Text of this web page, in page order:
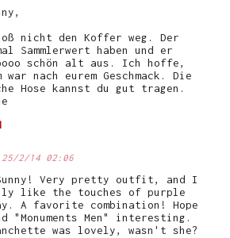
nicht den Koffer weg. Der
Sammlerwert haben und er
schön alt aus. Ich hoffe,
nach eurem Geschmack. Die
Hose kannst du gut tragen.
25/2/14 02:06
Very pretty outfit, and I
like the touches of purple
A favorite combination! Hope
"Monuments Men" interesting.
was lovely, wasn't she?